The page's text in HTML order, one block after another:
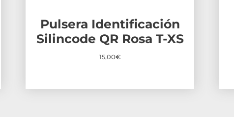
Pulsera Identificación
Silincode QR Rosa T-XS
15,00€